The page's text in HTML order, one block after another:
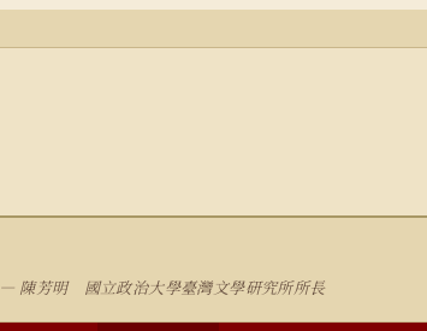
— 陳芳明 國立政治大學臺灣文學研究所所長